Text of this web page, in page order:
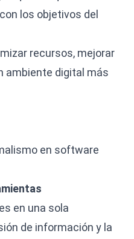
los objetivos del
recursos, mejorar
ambiente digital más
en software
en una sola
de información y la